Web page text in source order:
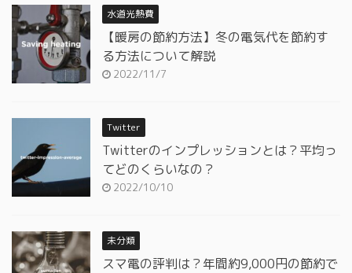
水道光熱費
【暖房の節約方法】冬の電気代を節約す
る方法について解説
2022/11/7
Twitter
Twitterのインプレッションとは？平均っ
てどのくらいなの？
2022/10/10
未分類
スマ電の評判は？年間約9,000円の節約で